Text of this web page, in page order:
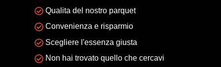
Qualita del nostro parquet
Convenienza e risparmio
Scegliere l'essenza giusta
Non hai trovato quello che cercavi